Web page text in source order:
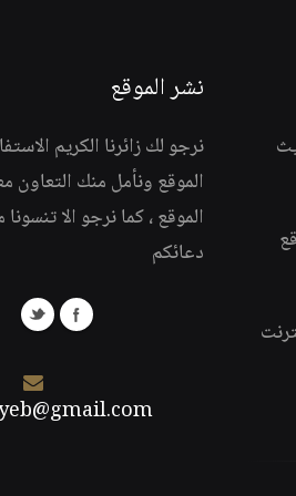
نشر الموقع
نرجو لك زائرنا الكريم
الموقع ونأمل منك التعاون
الموقع ، كما نرجو الا
دعائكم